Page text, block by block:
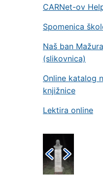
CARNet-ov
Spomenica
Naš ban
(slikovnica)
Online katalog
knjižnice
Lektira online